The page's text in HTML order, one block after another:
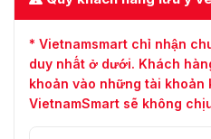
* Vietnamsmart chỉ nhận
duy nhất ở dưới. Khách
khoản vào những tài khoản
VietnamSmart sẽ không